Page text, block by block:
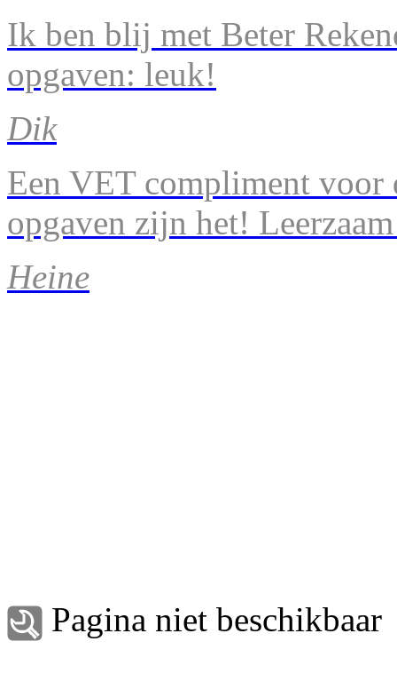
Ik ben blij met Beter
opgaven: leuk!
Dik
Een VET compliment voor
opgaven zijn het!
Heine
Pagina niet beschikbaar